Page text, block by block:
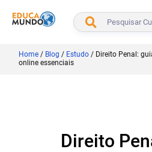
Home / Blog / Estudo / Direito Penal:
online essenciais
Direito